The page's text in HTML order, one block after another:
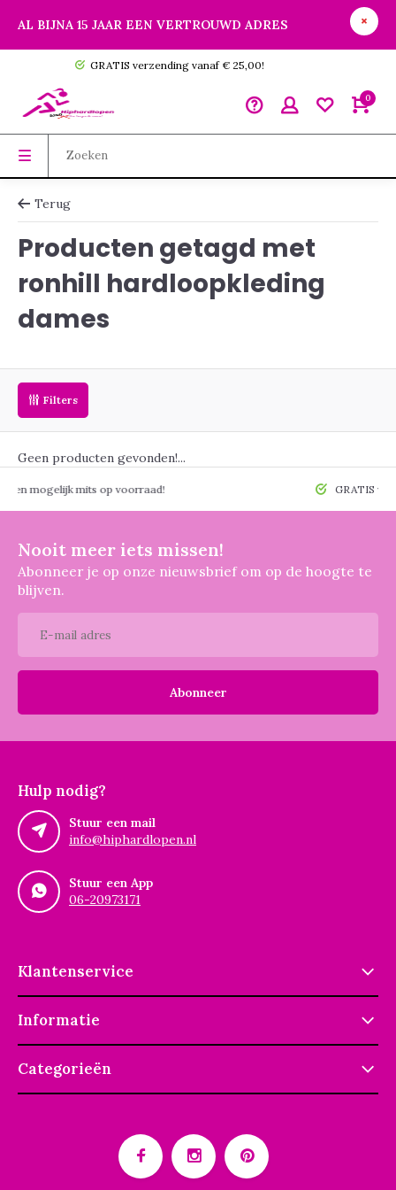
AL BIJNA 15 JAAR EEN VERTROUWD ADRES
GRATIS verzending vanaf € 25,00!
0
Terug
Producten getagd met
ronhill hardloopkleding
dames
Filters
Geen producten gevonden!...
mits op voorraad! GRATIS
Nooit meer iets missen!
Abonneer je op onze nieuwsbrief om op de hoogte te
blijven.
Abonneer
Hulp nodig?
Stuur een mail
info@hiphardlopen.nl
Stuur een App
06-20973171
Klantenservice
Informatie
Categorieën